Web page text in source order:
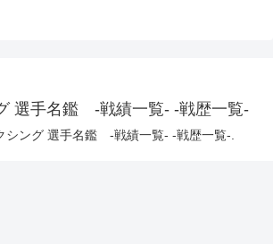
選手名鑑 -戦績一覧- -戦歴一覧-
シング 選手名鑑 -戦績一覧- -戦歴一覧-.